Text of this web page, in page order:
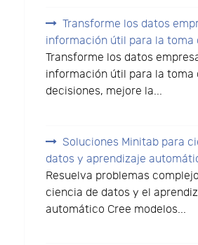
Transforme los datos
información útil para la toma
Transforme los datos
información útil para la toma
decisiones, mejore la...
Soluciones Minitab para
datos y aprendizaje
Resuelva problemas
ciencia de datos y el
automático Cree modelos...